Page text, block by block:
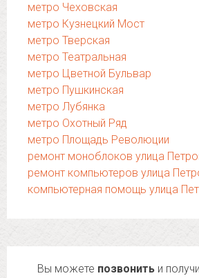
метро Чеховская
метро Кузнецкий Мост
метро Тверская
метро Театральная
метро Цветной Бульвар
метро Пушкинская
метро Лубянка
метро Охотный Ряд
метро Площадь Революции
ремонт моноблоков улица
ремонт компьютеров улица
компьютерная помощь улица
Вы можете позвонить и